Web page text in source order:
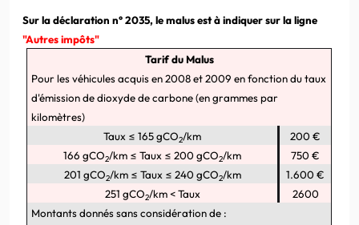
Sur la déclaration n° 2035, le malus est à indiquer sur la ligne
"Autres impôts"
Tarif du Malus
Pour les véhicules acquis en 2008 et 2009 en fonction du taux
d'émission de dioxyde de carbone (en grammes par
kilomètres)
Taux ≤ 165 gCO2/km
200 €
166 gCO2/km ≤ Taux ≤ 200 gCO2/km
750 €
201 gCO2/km ≤ Taux ≤ 240 gCO2/km
1.600 €
251 gCO2/km < Taux
2600
Montants donnés sans considération de :